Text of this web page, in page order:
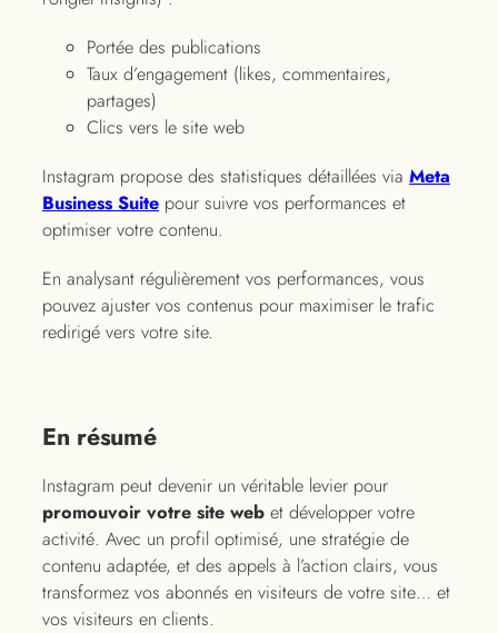
Portée des publications
Taux d’engagement (likes, commentaires,
partages)
Clics vers le site web
Instagram propose des statistiques détaillées via Meta
Business Suite pour suivre vos performances et
optimiser votre contenu.
En analysant régulièrement vos performances, vous
pouvez ajuster vos contenus pour maximiser le trafic
redirigé vers votre site.
En résumé
Instagram peut devenir un véritable levier pour
promouvoir votre site web et développer votre
activité. Avec un profil optimisé, une stratégie de
contenu adaptée, et des appels à l’action clairs, vous
transformez vos abonnés en visiteurs de votre site… et
vos visiteurs en clients.